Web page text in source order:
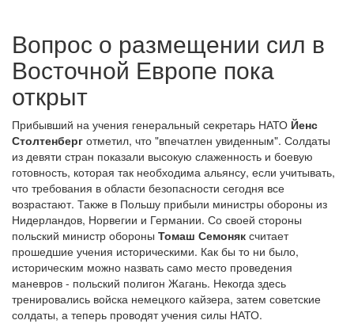
Вопрос о размещении сил в
Восточной Европе пока
открыт
Прибывший на учения генеральный секретарь НАТО Йенс
Столтенберг отметил, что "впечатлен увиденным". Солдаты
из девяти стран показали высокую слаженность и боевую
готовность, которая так необходима альянсу, если учитывать,
что требования в области безопасности сегодня все
возрастают. Также в Польшу прибыли министры обороны из
Нидерландов, Норвегии и Германии. Со своей стороны
польский министр обороны Томаш Семоняк считает
прошедшие учения историческими. Как бы то ни было,
историческим можно назвать само место проведения
маневров - польский полигон Жагань. Некогда здесь
тренировались войска немецкого кайзера, затем советские
солдаты, а теперь проводят учения силы НАТО.